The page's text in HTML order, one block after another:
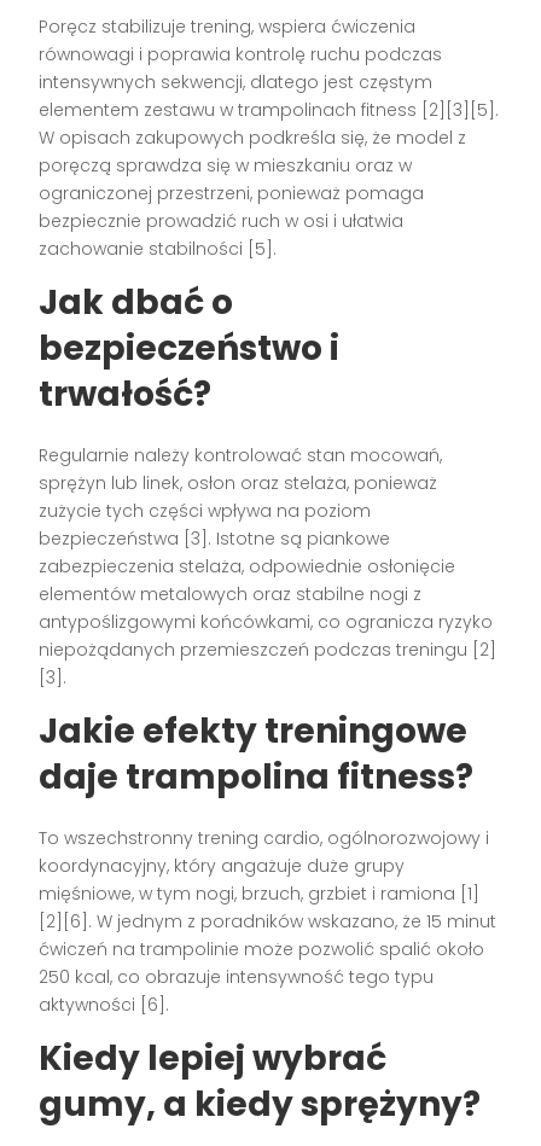
Poręcz stabilizuje trening, wspiera ćwiczenia
równowagi i poprawia kontrolę ruchu podczas
intensywnych sekwencji, dlatego jest częstym
elementem zestawu w trampolinach fitness [2][3][5].
W opisach zakupowych podkreśla się, że model z
poręczą sprawdza się w mieszkaniu oraz w
ograniczonej przestrzeni, ponieważ pomaga
bezpiecznie prowadzić ruch w osi i ułatwia
zachowanie stabilności [5].
Jak dbać o
bezpieczeństwo i
trwałość?
Regularnie należy kontrolować stan mocowań,
sprężyn lub linek, osłon oraz stelaża, ponieważ
zużycie tych części wpływa na poziom
bezpieczeństwa [3]. Istotne są piankowe
zabezpieczenia stelaża, odpowiednie osłonięcie
elementów metalowych oraz stabilne nogi z
antypoślizgowymi końcówkami, co ogranicza ryzyko
niepożądanych przemieszczeń podczas treningu [2]
[3].
Jakie efekty treningowe
daje trampolina fitness?
To wszechstronny trening cardio, ogólnorozwojowy i
koordynacyjny, który angażuje duże grupy
mięśniowe, w tym nogi, brzuch, grzbiet i ramiona [1]
[2][6]. W jednym z poradników wskazano, że 15 minut
ćwiczeń na trampolinie może pozwolić spalić około
250 kcal, co obrazuje intensywność tego typu
aktywności [6].
Kiedy lepiej wybrać
gumy, a kiedy sprężyny?